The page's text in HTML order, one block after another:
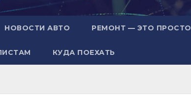
НОВОСТИ АВТО РЕМОНТ — ЭТО ПРОСТО
КУДА ПОЕХАТЬ